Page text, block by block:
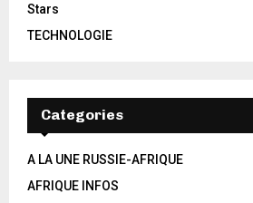
Stars
TECHNOLOGIE
Categories
A LA UNE RUSSIE-AFRIQUE
AFRIQUE INFOS